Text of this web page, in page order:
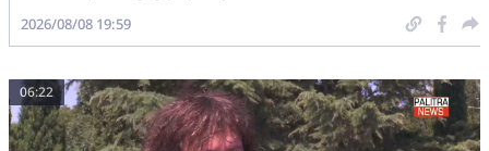
2026/08/08 19:59
06:22